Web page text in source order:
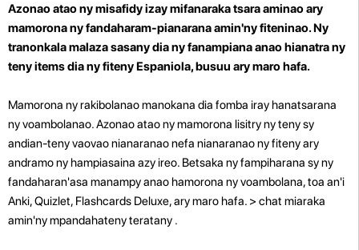
Azonao atao ny misafidy izay mifanaraka tsara aminao ary
mamorona ny fandaharam-pianarana amin'ny fiteninao. Ny
tranonkala malaza sasany dia ny fanampiana anao hianatra ny
teny items dia ny fiteny Espaniola, busuu ary maro hafa.
Mamorona ny rakibolanao manokana dia fomba iray hanatsarana
ny voambolanao. Azonao atao ny mamorona lisitry ny teny sy
andian-teny vaovao nianaranao nefa nianaranao ny fiteny ary
andramo ny hampiasaina azy ireo. Betsaka ny fampiharana sy ny
fandaharan'asa manampy anao hamorona ny voambolana, toa an'i
Anki, Quizlet, Flashcards Deluxe, ary maro hafa. > chat miaraka
amin'ny mpandahateny teratany .